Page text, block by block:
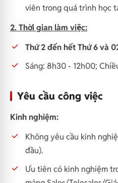
viên trong quá trình học
2. Thời gian làm việc:
Thứ 2 đến hết Thứ 6 và
Sáng: 8h30 - 12h00;
Yêu cầu công việc
Kinh nghiệm:
Không yêu cầu kinh
đầu).
Ưu tiên có kinh nghiệm